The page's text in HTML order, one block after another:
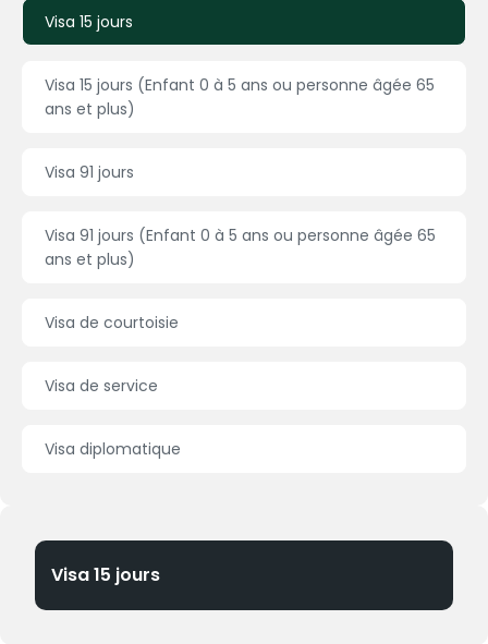
Visa 15 jours
Visa 15 jours (Enfant 0 à 5 ans ou personne âgée 65
ans et plus)
Visa 91 jours
Visa 91 jours (Enfant 0 à 5 ans ou personne âgée 65
ans et plus)
Visa de courtoisie
Visa de service
Visa diplomatique
Visa 15 jours